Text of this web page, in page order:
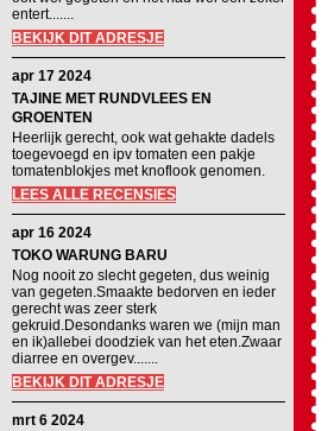
entert.......
BEKIJK DIT ADRESJE
apr 17 2024
TAJINE MET RUNDVLEES EN
GROENTEN
Heerlijk gerecht, ook wat gehakte dadels
toegevoegd en ipv tomaten een pakje
tomatenblokjes met knoflook genomen.
LEES ALLE RECENSIES
apr 16 2024
TOKO WARUNG BARU
Nog nooit zo slecht gegeten, dus weinig
van gegeten.Smaakte bedorven en ieder
gerecht was zeer sterk
gekruid.Desondanks waren we (mijn man
en ik)allebei doodziek van het eten.Zwaar
diarree en overgev.......
BEKIJK DIT ADRESJE
mrt 6 2024